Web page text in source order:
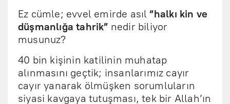
Ez cümle; evvel emirde asıl“halkı kin ve
düşmanlığa tahrik” nedir biliyor
musunuz?
40 bin kişinin katilinin muhatap
alınmasını geçtik; insanlarımız cayır
cayır yanarak ölmüşken sorumluların
siyasi kavgaya tutuşması, tek bir Allah’ın